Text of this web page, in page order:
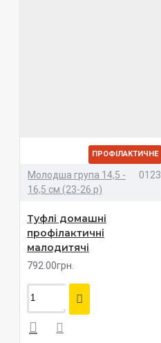
ПРОФІЛАКТИЧНЕ
Молодша група 14,5 -
16,5 см (23-26 р)
0123
Туфлі домашні
профілактичні
малодитячі
792.00грн.